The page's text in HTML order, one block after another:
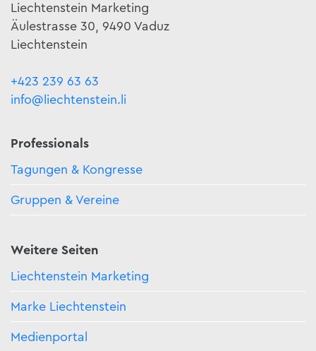
Liechtenstein Marketing
Äulestrasse 30, 9490 Vaduz
Liechtenstein
+423 239 63 63
info@liechtenstein.li
Professionals
Tagungen & Kongresse
Gruppen & Vereine
Weitere Seiten
Liechtenstein Marketing
Marke Liechtenstein
Medienportal